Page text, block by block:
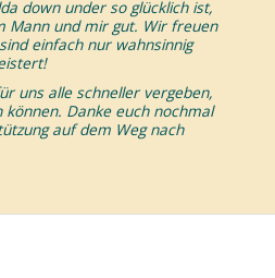
down under so glücklich ist,
Mann und mir gut. Wir freuen
einfach nur wahnsinnig
uns alle schneller vergeben,
Danke euch nochmal
auf dem Weg nach